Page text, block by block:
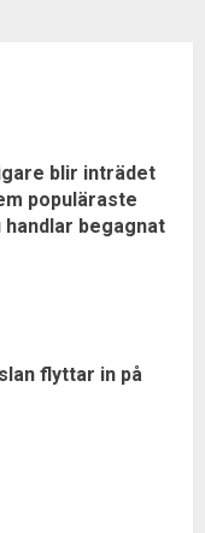
blir inträdet
populäraste
begagnat
flyttar in på